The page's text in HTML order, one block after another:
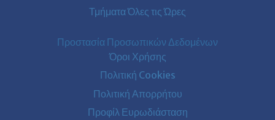
Τμήματα Όλες τις Ώρες
Προστασία Προσωπικών Δεδομένων
Όροι Χρήσης
Πολιτική Cookies
Πολιτική Απορρήτου
Προφίλ Ευρωδιάσταση